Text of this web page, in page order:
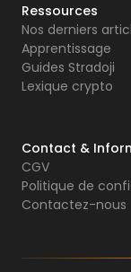
Ressources
Nos derniers
Apprentissage
Guides Stradoji
Lexique crypto
Contact &
CGV
Politique de
Contactez-nous